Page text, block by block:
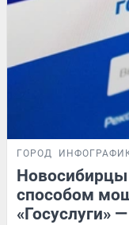
ГОРОД
способом
«Госуслуги»